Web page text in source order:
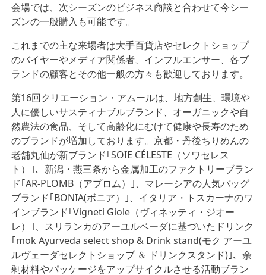
会場では、次シーズンのビジネス商談と合わせて今シー
ズンの一般購入も可能です。
これまでの主な来場者は大手百貨店やセレクトショップ
のバイヤーやメディア関係者、インフルエンサー、各ブ
ランドの顧客とその他一般の方々も歓迎しております。
第16回クリエーション・アムールは、地方創生、環境や
人に優しいサスティナブルブランド、オーガニックや自
然農法の食品、そして高齢化にむけて健康や長寿のため
のブランドが増加しております。京都・丹後ちりめんの
老舗丸仙が新ブランド｢SOIE CÉLESTE（ソワセレス
ト）｣、新潟・燕三条から金属加工のファクトリーブラン
ド｢AR-PLOMB（アプロム）｣、マレーシアの人気バッグ
ブランド｢BONIA(ボニア）｣、イタリア・トスカーナのワ
インブランド｢Vigneti Giole（ヴィネッティ・ジオー
レ）｣、スリランカのアーユルベーダに基づいたドリンク
｢mok Ayurveda select shop & Drink stand(モク アーユ
ルヴェーダセレクトショップ ＆ ドリンクスタンド)｣、余
剰材料やパッケージをアップサイクルさせる活動ブラン